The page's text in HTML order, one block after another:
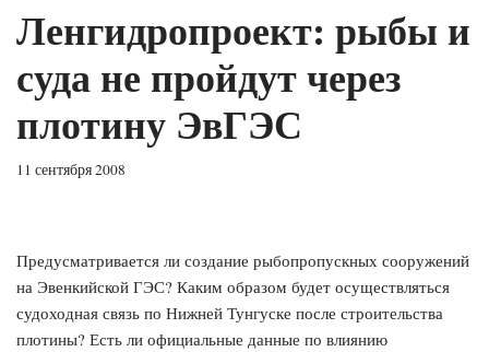
Ленгидропроект: рыбы и
суда не пройдут через
плотину ЭвГЭС
11 сентября 2008
Предусматривается ли создание рыбопропускных сооружений
на Эвенкийской ГЭС? Каким образом будет осуществляться
судоходная связь по Нижней Тунгуске после строительства
плотины? Есть ли официальные данные по влиянию